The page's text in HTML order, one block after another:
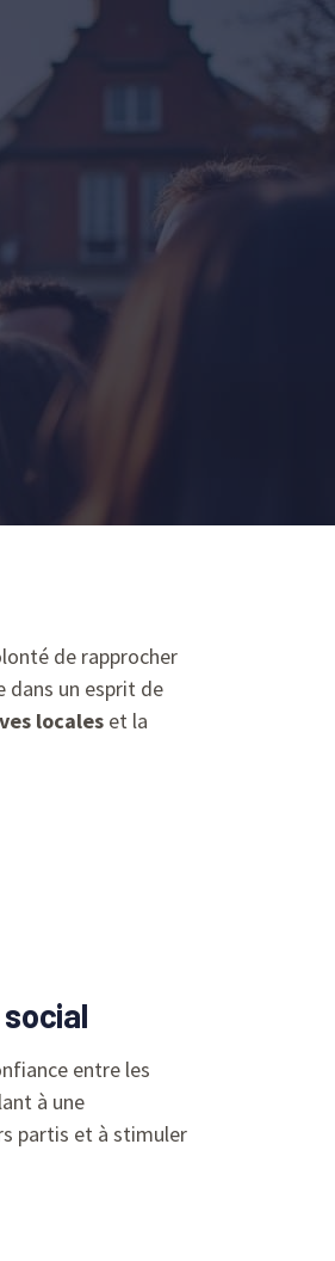
de rapprocher
dans un esprit de
locales et la
entre les
à une
partis et à stimuler